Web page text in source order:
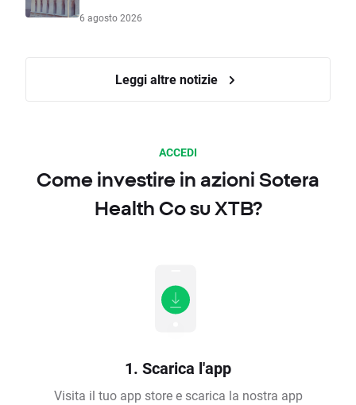
6 agosto 2026
Leggi altre notizie
ACCEDI
Come investire in azioni Sotera
Health Co su XTB?
1. Scarica l'app
Visita il tuo app store e scarica la nostra app